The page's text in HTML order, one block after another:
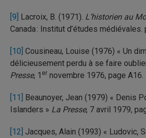
[9] Lacroix, B. (1971). L’historien au
Canada : Institut d’études médiévales.
[10] Cousineau, Louise (1976) « Un
délicieusement perdu à se faire
Presse, 1 er novembre 1976, page A16.
[11]
Beaunoyer, Jean (1979) « Denis
Islanders » La Presse, 7 avril 1979,
[12] Jacques, Alain (1993) « Ludovic,